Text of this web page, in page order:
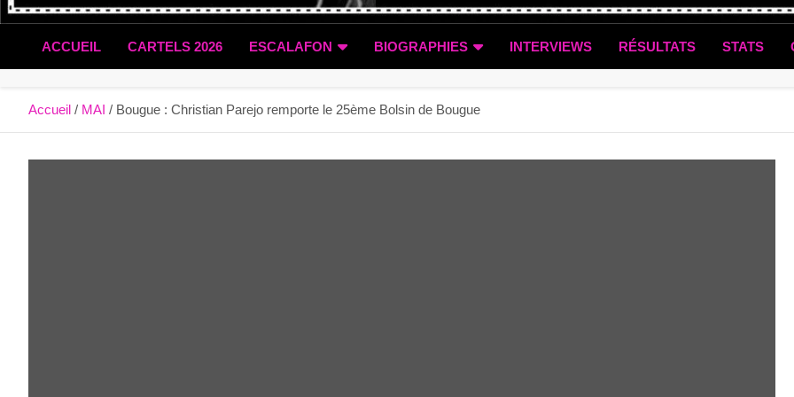
ACCUEIL CARTELS 2026 ESCALAFON BIOGRAPHIES INTERVIEWS RÉSULTATS STATS
Accueil MAI Bougue : Christian Parejo remporte le 25ème Bolsin de Bougue